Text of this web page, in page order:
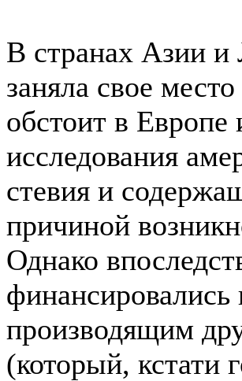
В странах Азии и
заняла свое
обстоит в
исследования
стевия и
причиной
Однако
производящим
(который, кстати